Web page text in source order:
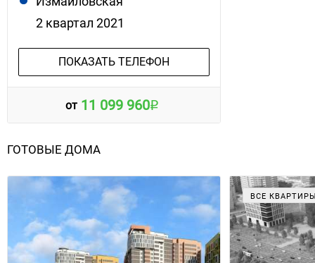
2 квартал 2021
ПОКАЗАТЬ ТЕЛЕФОН
от 11 099 960
ГОТОВЫЕ ДОМА
ВСЕ